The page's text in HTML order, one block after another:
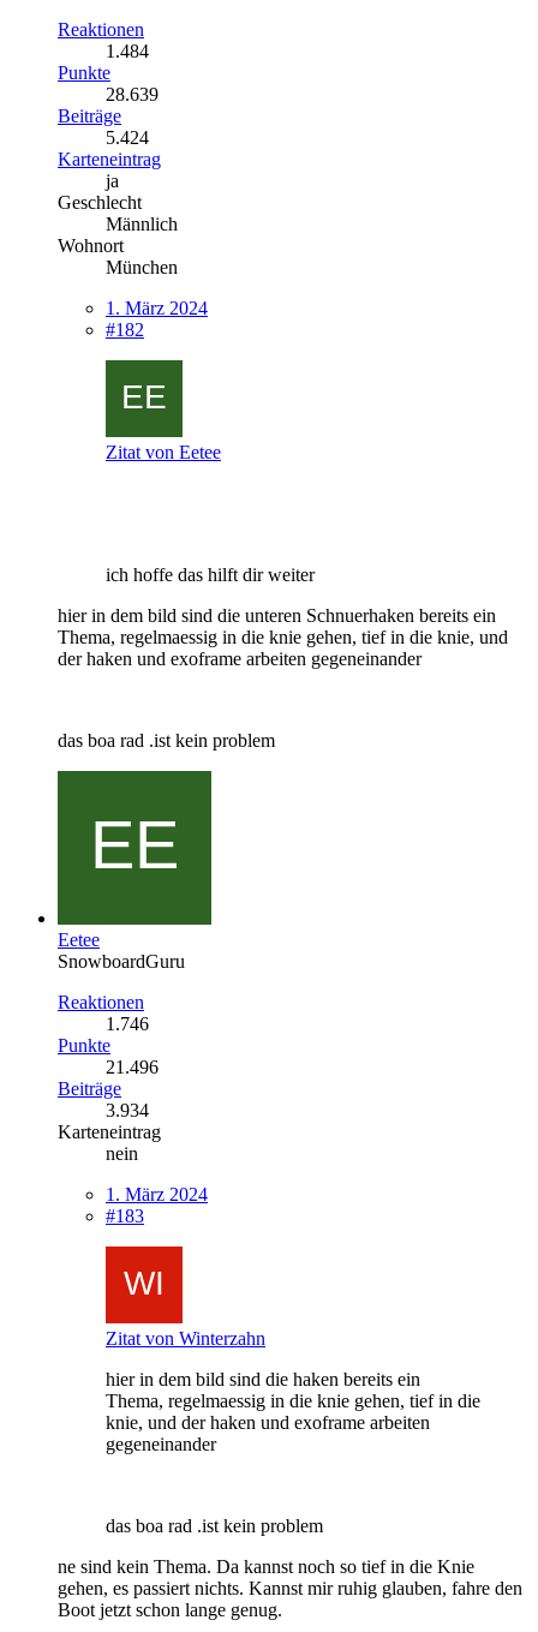
Reaktionen
1.484
Punkte
28.639
Beiträge
5.424
Karteneintrag
ja
Geschlecht
Männlich
Wohnort
München
1. März 2024
#182
Zitat von Eetee
ich hoffe das hilft dir weiter
hier in dem bild sind die unteren Schnuerhaken bereits ein
Thema, regelmaessig in die knie gehen, tief in die knie, und
der haken und exoframe arbeiten gegeneinander
das boa rad .ist kein problem
Eetee
SnowboardGuru
Reaktionen
1.746
Punkte
21.496
Beiträge
3.934
Karteneintrag
nein
1. März 2024
#183
Zitat von Winterzahn
hier in dem bild sind die haken bereits ein
Thema, regelmaessig in die knie gehen, tief in die
knie, und der haken und exoframe arbeiten
gegeneinander
das boa rad .ist kein problem
ne sind kein Thema. Da kannst noch so tief in die Knie
gehen, es passiert nichts. Kannst mir ruhig glauben, fahre den
Boot jetzt schon lange genug.